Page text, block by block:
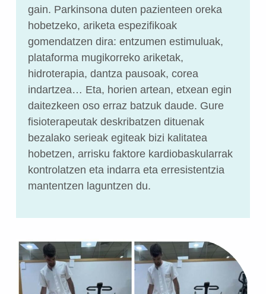
gain. Parkinsona duten pazienteen oreka
hobetzeko, ariketa espezifikoak
gomendatzen dira: entzumen estimuluak,
plataforma mugikorreko ariketak,
hidroterapia, dantza pausoak, corea
indartzea… Eta, horien artean, etxean egin
daitezkeen oso erraz batzuk daude. Gure
fisioterapeutak deskribatzen dituenak
bezalako serieak egiteak bizi kalitatea
hobetzen, arrisku faktore kardiobaskularrak
kontrolatzen eta indarra eta erresistentzia
mantentzen laguntzen du.